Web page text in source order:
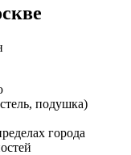
подушка)
города